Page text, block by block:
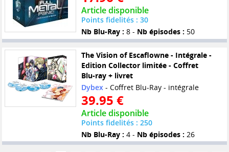
Article disponible
Points fidelités : 30
Nb Blu-Ray : 8 - Nb épisodes : 50
The Vision of Escaflowne - Intégrale -
Edition Collector limitée - Coffret
Blu-ray + livret
Dybex- Coffret Blu-Ray - intégrale
39.95 €
Article disponible
Points fidelités : 250
Nb Blu-Ray : 4 - Nb épisodes : 26